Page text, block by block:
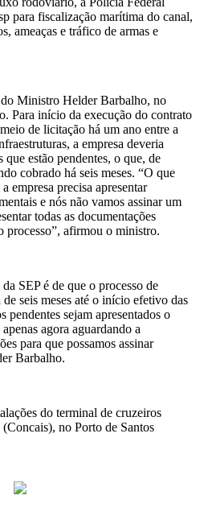
para fiscalização marítima do canal,
ameaças e tráfico de armas e
Ministro Helder Barbalho, no
Para início da execução do contrato
de licitação há um ano entre a
a empresa deveria
estão pendentes, o que, de
cobrado há seis meses. “O que
empresa precisa apresentar
e nós não vamos assinar um
todas as documentações
processo”, afirmou o ministro.
SEP é de que o processo de
seis meses até o início efetivo das
pendentes sejam apresentados o
agora aguardando a
para que possamos assinar
Barbalho.
do terminal de cruzeiros
no Porto de Santos